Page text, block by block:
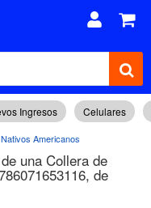
Ingresos Celulares
Nativos Americanos
una Collera de
de